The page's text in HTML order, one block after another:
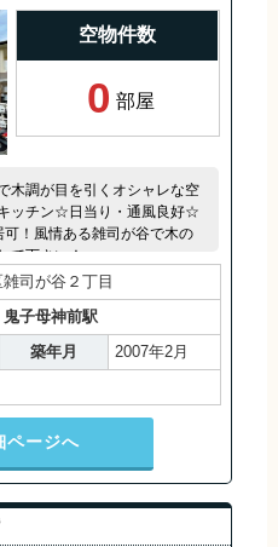
空物件数
0 部屋
木調が目を引くオシャレな空
ッチン☆日当り・通風良好☆
！風情ある雑司が谷で木の
て下さい！
司が谷２丁目
鬼子母神前駅
築年月
2007年2月
ページへ